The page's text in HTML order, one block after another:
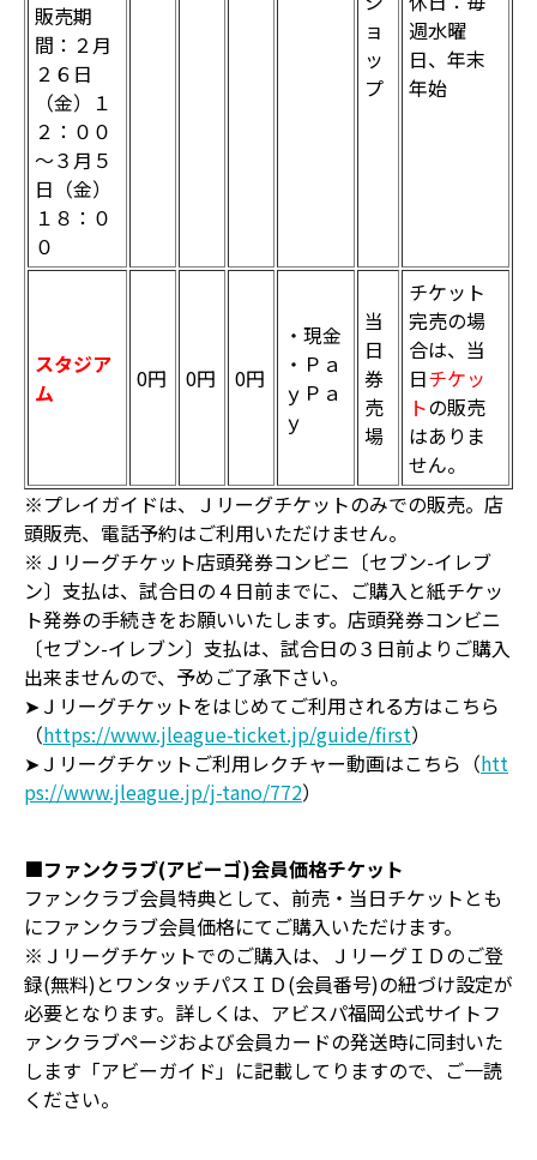
販売期
間：２月
２６日
（金）１
２：００
～３月５
日（金）
１８：０
０
ョ
ッ
プ
週水曜
日、年末
年始
スタジア
ム
0円 0円 0円
・現金
・Ｐａ
ｙＰａ
ｙ
当
日
券
売
場
チケット
完売の場
合は、当
日チケッ
トの販売
はありま
せん。
※プレイガイドは、Ｊリーグチケットのみでの販売。店
頭販売、電話予約はご利用いただけません。
※Ｊリーグチケット店頭発券コンビニ〔セブン-イレブ
ン〕支払は、試合日の４日前までに、ご購入と紙チケッ
ト発券の手続きをお願いいたします。店頭発券コンビニ
〔セブン-イレブン〕支払は、試合日の３日前よりご購入
出来ませんので、予めご了承下さい。
➤Ｊリーグチケットをはじめてご利用される方はこちら
（https://www.jleague-ticket.jp/guide/first）
➤Ｊリーグチケットご利用レクチャー動画はこちら（htt
ps://www.jleague.jp/j-tano/772）
■ファンクラブ(アビーゴ)会員価格チケット
ファンクラブ会員特典として、前売・当日チケットとも
にファンクラブ会員価格にてご購入いただけます。
※Ｊリーグチケットでのご購入は、ＪリーグＩＤのご登
録(無料)とワンタッチパスＩＤ(会員番号)の紐づけ設定が
必要となります。詳しくは、アビスパ福岡公式サイトフ
ァンクラブページおよび会員カードの発送時に同封いた
します「アビーガイド」に記載してりますので、ご一読
ください。